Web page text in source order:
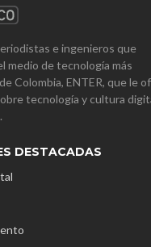
e ingenieros que
medio de tecnología más
Colombia, ENTER, que le
tecnología y cultura
DESTACADAS